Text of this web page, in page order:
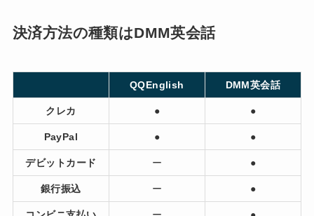
決済方法の種類はDMM英会話
QQEnglish DMM英会話
クレカ ● ●
PayPal ● ●
デビットカード ー ●
銀行振込 ー ●